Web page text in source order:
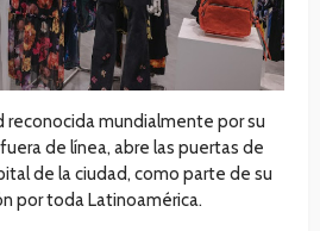
reconocida mundialmente por su
de línea, abre las puertas de
de la ciudad, como parte de su
por toda Latinoamérica.